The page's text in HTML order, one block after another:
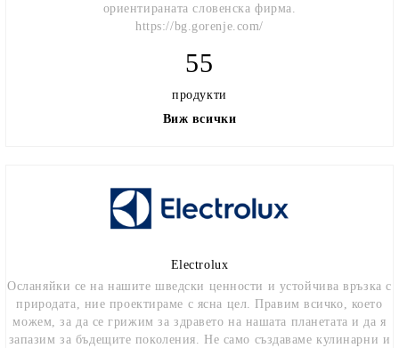
ориентираната словенска фирма.
https://bg.gorenje.com/
55
продукти
Виж всички
Electrolux
Осланяйки се на нашите шведски ценности и устойчива връзка с
природата, ние проектираме с ясна цел. Правим всичко, което
можем, за да се грижим за здравето на нашата планетата и да я
запазим за бъдещите поколения. Не само създаваме кулинарни и